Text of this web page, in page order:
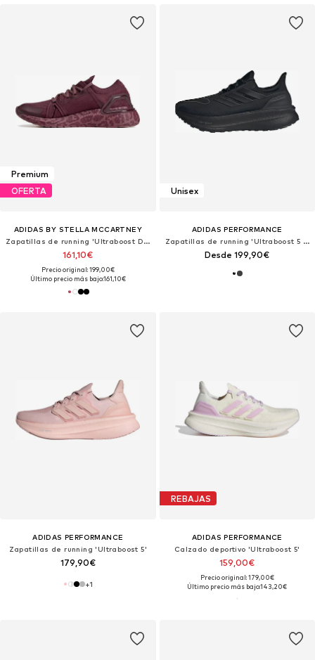
Premium
OFERTA
ADIDAS BY STELLA MCCARTNEY
Zapatillas de running 'Ultraboost DNA'
161,10€
Precio original: 199,00€
Último precio más bajo:161,10€
Unisex
ADIDAS PERFORMANCE
Zapatillas de running 'Ultraboost 5 GTX'
Desde 199,90€
ADIDAS PERFORMANCE
Zapatillas de running 'Ultraboost 5'
179,90€
+1
REBAJAS
ADIDAS PERFORMANCE
Calzado deportivo 'Ultraboost 5'
159,00€
Precio original: 179,00€
Último precio más bajo:143,20€